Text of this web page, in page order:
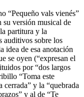
“Pequeño vals vienés”
su versión musical de
partitura y la
auditivos sobre los
idea de esa anotación
se oyen (“expresan el
por “dos largos
“Toma este
y la “quebrada
y al de “Te